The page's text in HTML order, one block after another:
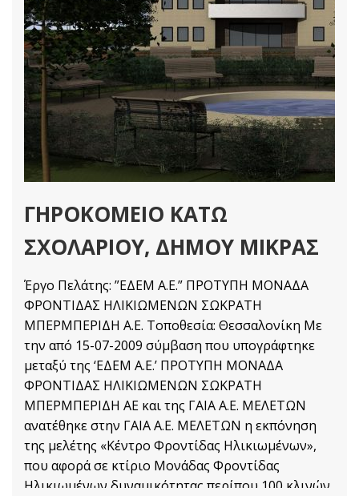
ΓΗΡΟΚΟΜΕΙΟ ΚΑΤΩ
ΣΧΟΛΑΡΙΟΥ, ΔΗΜΟΥ ΜΙΚΡΑΣ
Έργο Πελάτης: ”ΕΔΕΜ Α.Ε.” ΠΡΟΤΥΠΗ ΜΟΝΑΔΑ
ΦΡΟΝΤΙΔΑΣ ΗΛΙΚΙΩΜΕΝΩΝ ΣΩΚΡΑΤΗ
ΜΠΕΡΜΠΕΡΙΔΗ Α.Ε. Τοποθεσία: Θεσσαλονίκη Με
την από 15-07-2009 σύμβαση που υπογράφτηκε
μεταξύ της ‘ΕΔΕΜ Α.Ε.’ ΠΡΟΤΥΠΗ ΜΟΝΑΔΑ
ΦΡΟΝΤΙΔΑΣ ΗΛΙΚΙΩΜΕΝΩΝ ΣΩΚΡΑΤΗ
ΜΠΕΡΜΠΕΡΙΔΗ ΑΕ και της ΓΑΙΑ Α.Ε. ΜΕΛΕΤΩΝ
ανατέθηκε στην ΓΑΙΑ Α.Ε. ΜΕΛΕΤΩΝ η εκπόνηση
της μελέτης «Κέντρο Φροντίδας Ηλικιωμένων»,
που αφορά σε κτίριο Μονάδας Φροντίδας
Ηλικιωμένων δυναμικότητας περίπου 100 κλινών,